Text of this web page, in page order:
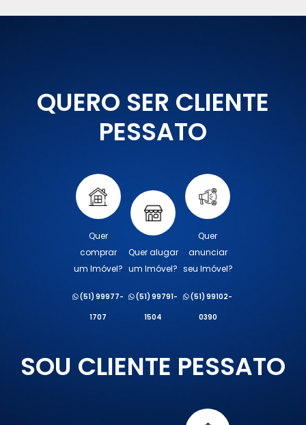
QUERO SER CLIENTE
PESSATO
Quer
comprar
um Imóvel?
(51) 99977-
1707
Quer alugar
um Imóvel?
(51) 99791-
1504
Quer
anunciar
seu Imóvel?
(51) 99102-
0390
SOU CLIENTE PESSATO